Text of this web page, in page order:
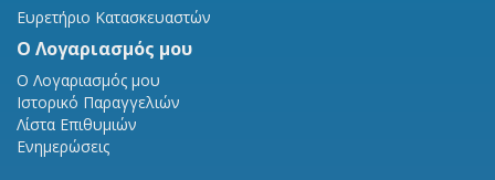
Ευρετήριο Κατασκευαστών
Ο Λογαριασμός μου
Ο Λογαριασμός μου
Ιστορικό Παραγγελιών
Λίστα Επιθυμιών
Ενημερώσεις